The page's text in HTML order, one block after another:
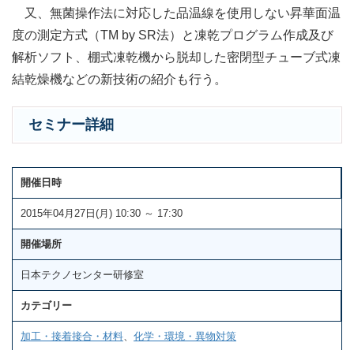
又、無菌操作法に対応した品温線を使用しない昇華面温
度の測定方式（TM by SR法）と凍乾プログラム作成及び
解析ソフト、棚式凍乾機から脱却した密閉型チューブ式凍
結乾燥機などの新技術の紹介も行う。
セミナー詳細
開催日時
2015年04月27日(月) 10:30 ～ 17:30
開催場所
日本テクノセンター研修室
カテゴリー
加工・接着接合・材料 化学・環境・異物対策